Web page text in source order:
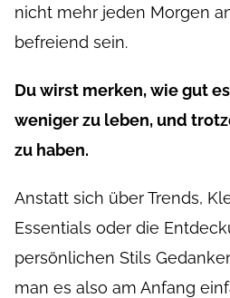
nicht mehr jeden Morgen
befreiend sein.
Du wirst merken, wie gut
weniger zu leben, und
zu haben.
Anstatt sich über Trends,
Essentials oder die
persönlichen Stils
man es also am Anfang